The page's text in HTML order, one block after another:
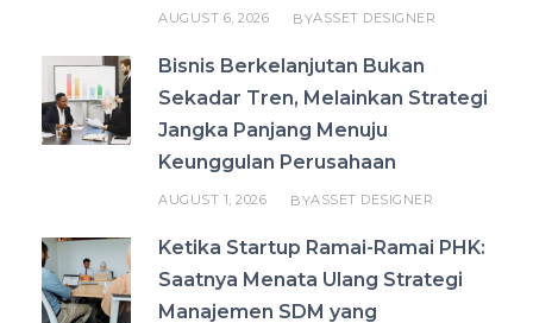
AUGUST 6, 2026 BYASSET DESIGNER
Bisnis Berkelanjutan Bukan
Sekadar Tren, Melainkan Strategi
Jangka Panjang Menuju
Keunggulan Perusahaan
AUGUST 1, 2026 BYASSET DESIGNER
Ketika Startup Ramai-Ramai PHK:
Saatnya Menata Ulang Strategi
Manajemen SDM yang